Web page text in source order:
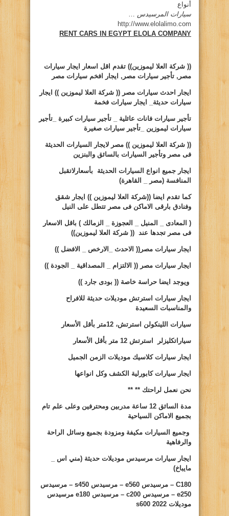
أنواع
سيارات المرسيدس …
http://www.elolalimo.com
RENT CARS IN EGYPT ELOLA COMPANY
(( شركة العلا ليموزين)) تقدم اقل اسعار ايجار سيارات
مصر, تأجير سيارات مصر, ايجار افخم سيارات مصر
ايجار
احدث سيارات مصر (( شركة العلا ليموزين )) ايجار
سيارات حديثة_ ايجار سيارات فخمة
تأجير سيارات فانات عائلية _ تأجير سيارات كبيرة _تأجير
سيارات ليموزين _تأجير سيارات صغيرة
(( شركة العلا ليموزين )) مصر لايجار السيارات الحديثة
فى مصر وتأجير السيارات بالسائق والبنزين
ايجار جميع انواع السيارات الحديثة بأسعارلاتقبل
المنافسة (مصر _ القاهرة)
كما تقدم ايضا ((شركة العلا ليموزين )) ايجار شقق
وفنادق بارقى الاماكن فى مصر تتطل على النيل
( المعادى _ المنيل _ العجوزة _ الزمالك ) باقل الاسعار
فى مصر تجدها عند (( شركة العلا ليموزين))
ايجار سيارات مصر(( الاحدث _الارخص _ الافضل ))
ايجار سيارات مصر (( الالتزام _ المصداقية _ الجودة ))
ويوجد ايضا حراسة خاصة (( بودى جارد ))
ايجار سيارات استرتش موديلات حديثة للافراح
والمناسبات السعيدة
سيارات اللينكولن استرتش، 12متر بأقل الأسعار
سياراتكليزلر استرتش 12 متر بأقل الأسعار
ايجار سياراتكلاسيك موديلات الزمن الجميل
ايجار سياراتكابورلية الكشف وكل انواعها
نحن نعمل لراحتك ** **
مدة السائق 12 ساعة مدربين ومحترفين وعلى علم تام
بجميع الاماكن السياحية
وجميع السيارات مكيفة ومزودة بجميع وسائل الراحة
والرفاهية
ايجار سيارات مرسيدس موديلات حديثة (مني اس _
مايباخ)
C180 – مرسيدس e560 – مرسيدس s450 – مرسيدس
e250 – مرسيدس c200 – مرسيدس e180 مرسيدس
موديلات 2022
s600